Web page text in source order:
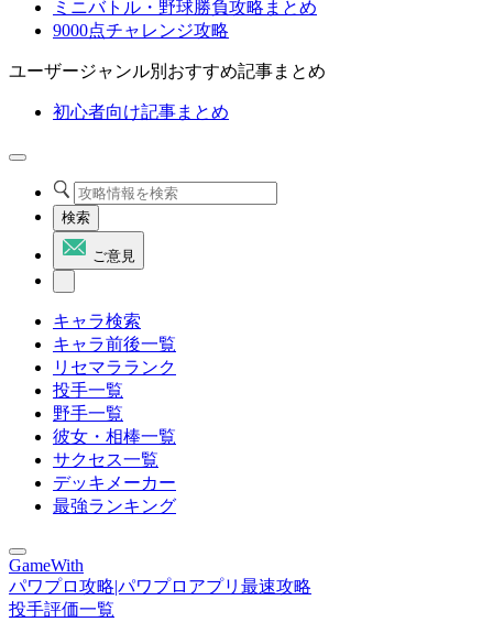
ミニバトル・野球勝負攻略まとめ
9000点チャレンジ攻略
ユーザージャンル別おすすめ記事まとめ
初心者向け記事まとめ
検索
ご意見
キャラ検索
キャラ前後一覧
リセマラランク
投手一覧
野手一覧
彼女・相棒一覧
サクセス一覧
デッキメーカー
最強ランキング
GameWith
パワプロ攻略|パワプロアプリ最速攻略
投手評価一覧